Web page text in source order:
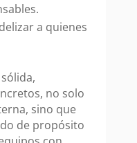
a quienes
no solo
sino que
de propósito